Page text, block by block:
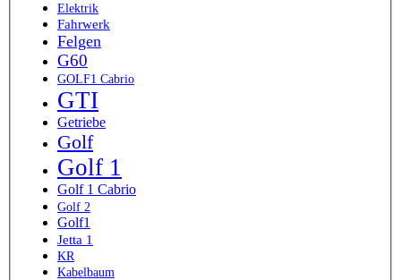
Elektrik
Fahrwerk
Felgen
G60
GOLF1 Cabrio
GTI
Getriebe
Golf
Golf 1
Golf 1 Cabrio
Golf 2
Golf1
Jetta 1
KR
Kabelbaum